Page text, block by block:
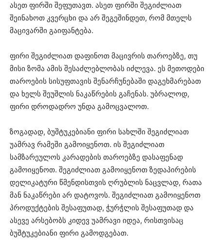
ასეთ ფირში შეფუთავთ. ასეთ ფირში შეგიძლიათ
შეინახოთ კვერცხი და არ შეგეშინდეთ, რომ მთელს
მაცივარში გაიფანტება.
ფირი შეგიძლიათ დაფინოთ მაცივრის თაროებზე, თუ
მისი ზომა ამის შესაძლებლობას იძლევა. ეს მეთოდები
თაროების სისუფთავის შენარჩუნებაში დაგეხმარებათ
და ხელს შეუშლის ნაკაწრების გაჩენას. უბრალოდ,
ფირი დროდადრო უნდა გამოცვალოთ.
ზოგადად, ბუშტუკებიანი ფირი სახლში შეგიძლიათ
უამრავ რამეში გამოიყენოთ. ის შეგიძლიათ
სამზარეულოს კარადების თაროებზე დასაფენად
გამოიყენოთ. შეგიძლიათ გამოიყენოთ ზედაპირების
დელიკატური წმენდისთვის ღრუბლის ნაცვლად, რათა
მან ნაკაწრები არ დატოვოს. შეგიძლიათ გამოიყენოთ
პროდუქტების შესაფუთად, ჭურჭლის შესაფუთად და
ასევე არსებობს კიდევ უამრავი იდეა, რისთვისაც
ბუშტუკებიანი ფირი გამოდგებათ.